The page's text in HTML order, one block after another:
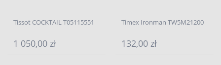
Tissot COCKTAIL T05115551
1 050,00 zł
Timex Ironman TW5M21200
132,00 zł